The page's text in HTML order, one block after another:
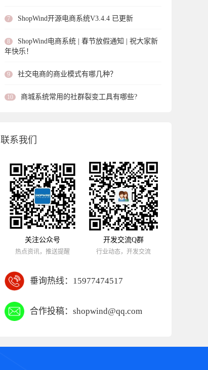
7 ShopWind开源电商系统V3.4.4 已更新
8
ShopWind电商系统 | 春节放假通知 | 祝大家新
年快乐！
9 社交电商的商业模式有哪几种？
10 商城系统常用的社群裂变工具有哪些?
联系我们
关注公众号
热点资讯，推送提醒
开发交流Q群
行业动态，开发交流
垂询热线： 15977474517
合作投稿： shopwind@qq.com